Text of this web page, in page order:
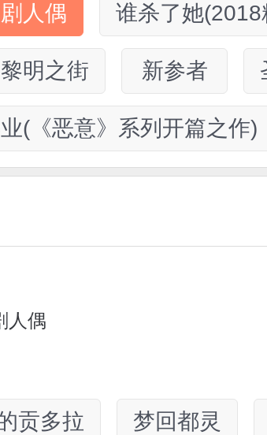
人偶 谁杀了她(2018
黎明之街 新参者
(《恶意》系列开篇之作)
人偶
贡多拉 梦回都灵